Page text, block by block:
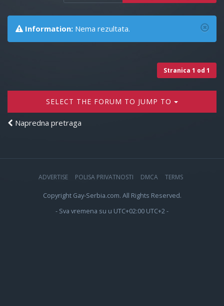
Information: Nema rezultata.
Stranica 1 od 1
SELECT THE FORUM TO JUMP TO
Napredna pretraga
ADVERTISE POLISA PRIVATNOSTI DMCA TERMS
Copyright Gay-Serbia.com. All Rights Reserved.
- Sva vremena su u UTC+02:00 UTC+2 -